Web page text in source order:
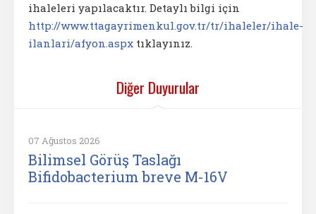
ihaleleri yapılacaktır. Detaylı bilgi için
http://www.ttagayrimenkul.gov.tr/tr/ihaleler/ihale-
ilanlari/afyon.aspx tıklayınız.
Diğer Duyurular
07 Ağustos 2026
Bilimsel Görüş Taslağı
Bifidobacterium breve M-16V